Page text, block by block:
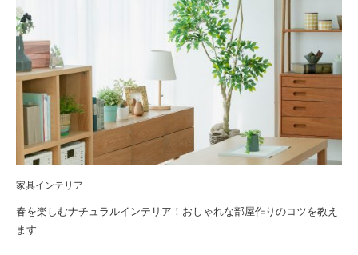
家具インテリア
春を楽しむナチュラルインテリア！おしゃれな部屋作りのコツを教え
ます